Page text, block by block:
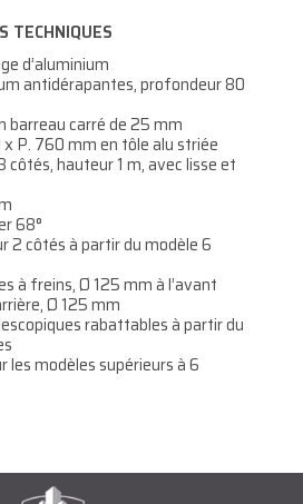
TECHNIQUES
d’aluminium
antidérapantes, profondeur 80
barreau carré de 25 mm
P. 760 mm en tôle alu striée
côtés, hauteur 1 m, avec lisse et
68°
2 côtés à partir du modèle 6
à freins, Ø 125 mm à l’avant
Ø 125 mm
rabattables à partir du
les modèles supérieurs à 6